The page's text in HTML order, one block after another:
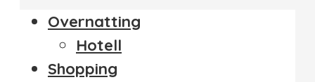
Overnatting
Hotell
Shopping